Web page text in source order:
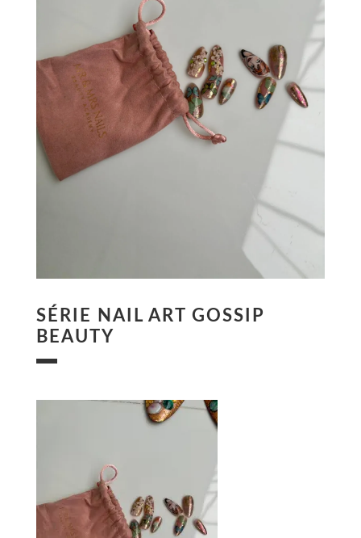
SÉRIE NAIL ART GOSSIP
BEAUTY